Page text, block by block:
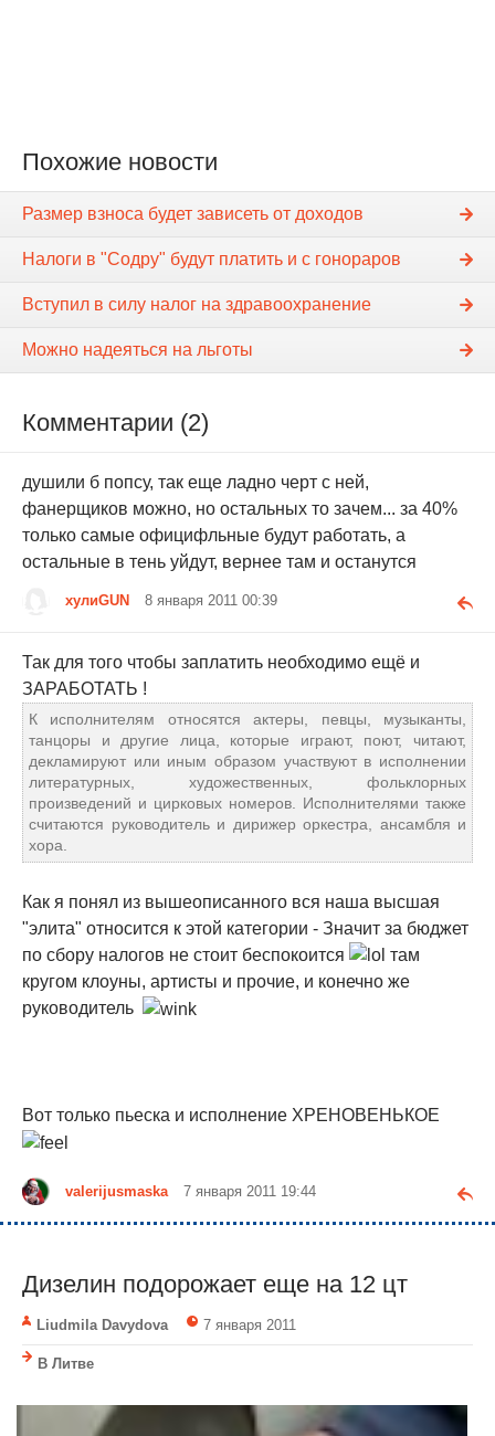
Похожие новости
Размер взноса будет зависеть от доходов
Налоги в "Содру" будут платить и с гонораров
Вступил в силу налог на здравоохранение
Можно надеяться на льготы
Комментарии (2)
душили б попсу, так еще ладно черт с ней,
фанерщиков можно, но остальных то зачем... за 40%
только самые официфльные будут работать, а
остальные в тень уйдут, вернее там и останутся
хулиGUN 8 января 2011 00:39
Так для того чтобы заплатить необходимо ещё и
ЗАРАБОТАТЬ !
К исполнителям относятся актеры, певцы, музыканты,
танцоры и другие лица, которые играют, поют, читают,
декламируют или иным образом участвуют в исполнении
литературных, художественных, фольклорных
произведений и цирковых номеров. Исполнителями также
считаются руководитель и дирижер оркестра, ансамбля и
хора.
Как я понял из вышеописанного вся наша высшая
"элита" относится к этой категории - Значит за бюджет
по сбору налогов не стоит беспокоится
там
кругом клоуны, артисты и прочие, и конечно же
руководитель
Вот только пьеска и исполнение ХРЕНОВЕНЬКОЕ
valerijusmaska 7 января 2011 19:44
Дизелин подорожает еще на 12 цт
Liudmila Davydova 7 января 2011
В Литве